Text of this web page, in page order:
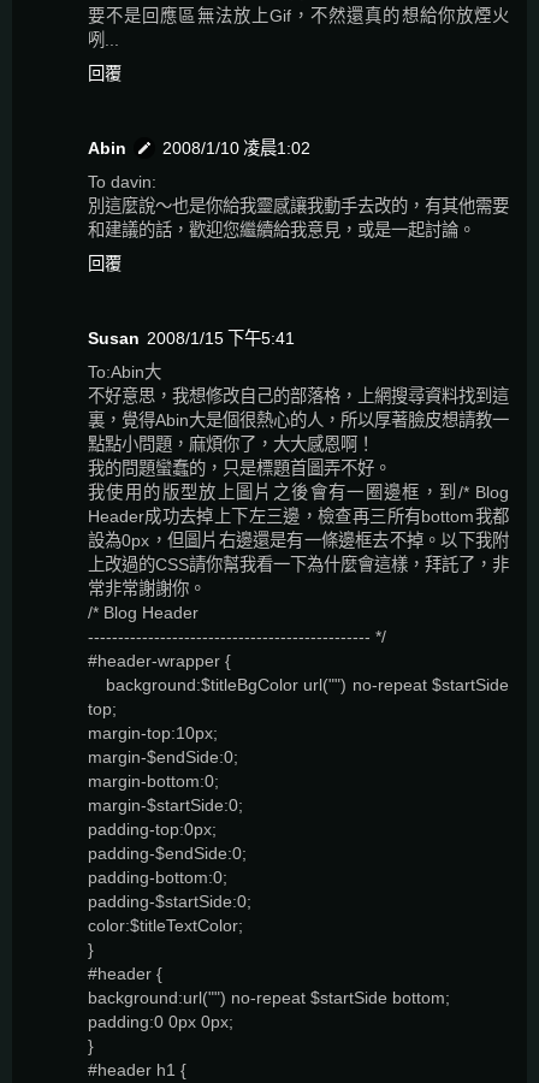
要不是回應區無法放上Gif，不然還真的想給你放煙火
咧...
回覆
Abin
2008/1/10 凌晨1:02
To davin:
別這麼說～也是你給我靈感讓我動手去改的，有其他需要
和建議的話，歡迎您繼續給我意見，或是一起討論。
回覆
Susan 2008/1/15 下午5:41
To:Abin大
不好意思，我想修改自己的部落格，上網搜尋資料找到這
裏，覺得Abin大是個很熱心的人，所以厚著臉皮想請教一
點點小問題，麻煩你了，大大感恩啊！
我的問題蠻蠢的，只是標題首圖弄不好。
我使用的版型放上圖片之後會有一圈邊框，到/* Blog
Header成功去掉上下左三邊，檢查再三所有bottom我都
設為0px，但圖片右邊還是有一條邊框去不掉。以下我附
上改過的CSS請你幫我看一下為什麼會這樣，拜託了，非
常非常謝謝你。
/* Blog Header
----------------------------------------------- */
#header-wrapper {
background:$titleBgColor url("") no-repeat $startSide
top;
margin-top:10px;
margin-$endSide:0;
margin-bottom:0;
margin-$startSide:0;
padding-top:0px;
padding-$endSide:0;
padding-bottom:0;
padding-$startSide:0;
color:$titleTextColor;
}
#header {
background:url("") no-repeat $startSide bottom;
padding:0 0px 0px;
}
#header h1 {